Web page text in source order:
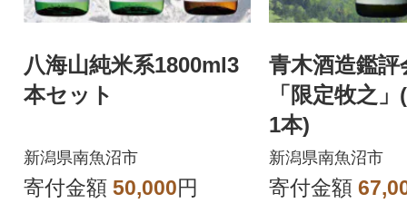
八海山純米系1800ml3
本セット
新潟県南魚沼市
寄付金額 50,000円
青木酒造鑑評
「限定牧之
1本)
新潟県南魚沼市
寄付金額